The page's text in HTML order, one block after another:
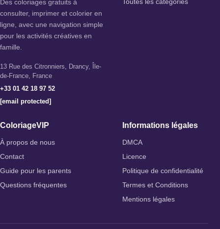
Des coloriages gratuits à
consulter, imprimer et colorier en
ligne, avec une navigation simple
pour les activités créatives en
famille.
13 Rue des Citronniers, Drancy, Île-
de-France, France
+33 01 42 18 97 52
[email protected]
Toutes les catégories
ColoriageVIP
À propos de nous
Contact
Guide pour les parents
Questions fréquentes
Informations légales
DMCA
Licence
Politique de confidentialité
Termes et Conditions
Mentions légales